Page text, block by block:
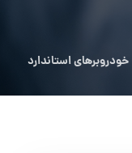
خودروبرهای استاندارد